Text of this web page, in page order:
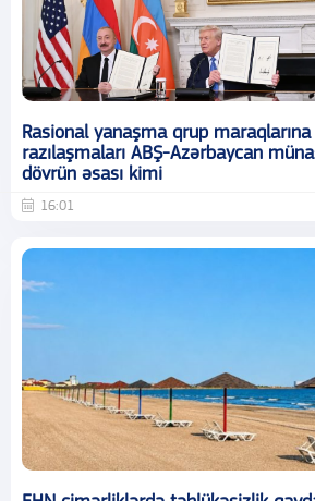
Rasional yanaşma qrup maraqlarına
razılaşmaları ABŞ-Azərbaycan
dövrün əsası kimi
16:01